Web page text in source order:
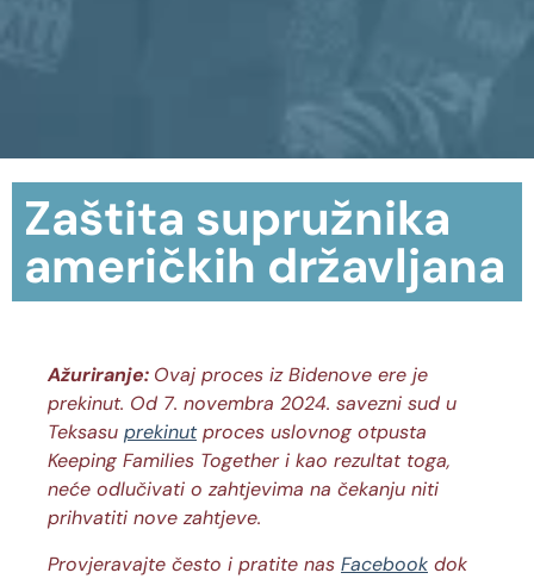
Zaštita supružnika
američkih državljana
Ažuriranje: Ovaj proces iz Bidenove ere je
prekinut. Od 7. novembra 2024. savezni sud u
Teksasu prekinutproces uslovnog otpusta
Keeping Families Together i kao rezultat toga,
neće odlučivati o zahtjevima na čekanju niti
prihvatiti nove zahtjeve.
Provjeravajte često i pratite nas Facebook dok